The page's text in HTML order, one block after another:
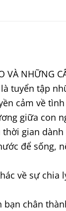
VÀ NHỮNG
tuyển tập
cảm về
giữa
gian
để sống,
về sự
chân